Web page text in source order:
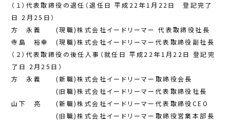
（１）代表取締役の退任（退任日 平成22年1月22日 登記完了
日 2月25日）
方 永義 (現職)株式会社イードリーマー 代表取締役社長
寺島 裕幸 (現職)株式会社イードリーマー代表取締役副社長
（２）代表取締役の後任人事（就任日 平成22年1月22日 登記完
了日 2月25日）
方 永義 (新職)株式会社イードリーマー取締役会長
(旧職)株式会社イードリーマー代表取締役社長
山下 亮 (新職)株式会社イードリーマー代表取締役CEO
(旧職)株式会社イードリーマー取締役営業本部長